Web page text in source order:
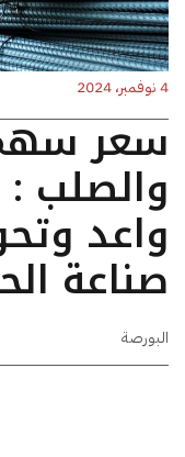
4 نوفمبر، 2024
سعر
والصلب
واعد
صناعة
البورصة